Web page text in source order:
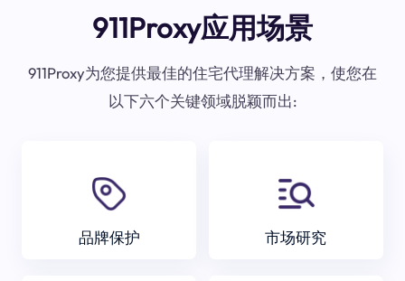
911Proxy应用场景
911Proxy为您提供最佳的住宅代理解决方案，使您在
以下六个关键领域脱颖而出:
品牌保护 市场研究